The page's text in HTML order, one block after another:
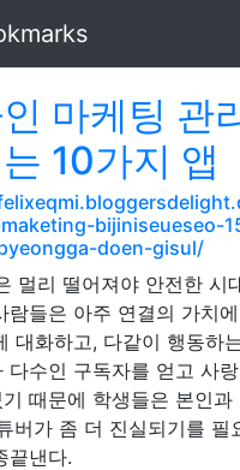
마케팅 관
10가지 앱
bijiniseueseo-
doen-gisul/
멀리 떨어져야 안전한 시
람들은 아주 연결의 가치
대화하고, 다같이 행동하
다수인 구독자를 얻고 사
때문에 학생들은 본인과
버가 좀 더 진실되기를 필
끝낸다.